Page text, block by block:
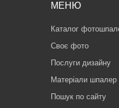
МЕНЮ
Каталог
Своє фото
Послуги дизайну
Матеріали шпалер
Пошук по сайту